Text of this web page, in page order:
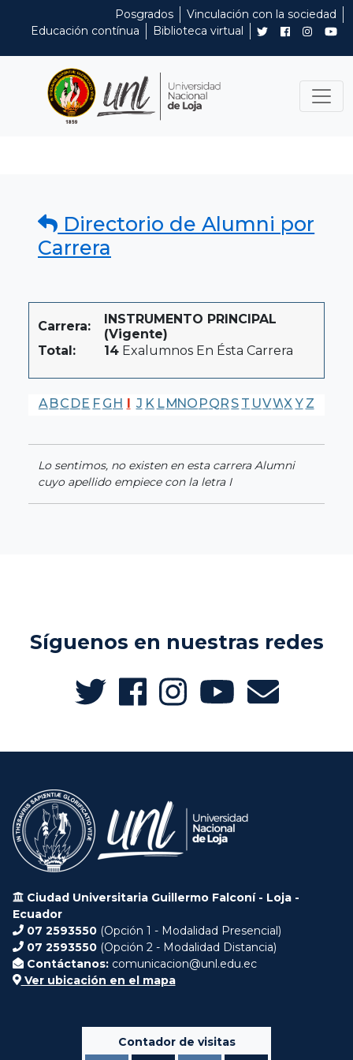
Posgrados
Vinculación con la sociedad
Educación contínua
Biblioteca virtual
Directorio de Alumni por
Carrera
Carrera:
INSTRUMENTO PRINCIPAL
(Vigente)
Total:
14 Exalumnos En Ésta Carrera
A BC DE F G H I J K LMNO PQR S T UVWX Y Z
Lo sentimos, no existen en esta carrera Alumni
cuyo apellido empiece con la letra I
Síguenos en nuestras redes
Ciudad Universitaria Guillermo Falconí - Loja -
Ecuador
07 2593550 (Opción 1 - Modalidad Presencial)
07 2593550 (Opción 2 - Modalidad Distancia)
Contáctanos: comunicacion@unl.edu.ec
Ver ubicación en el mapa
Contador de visitas